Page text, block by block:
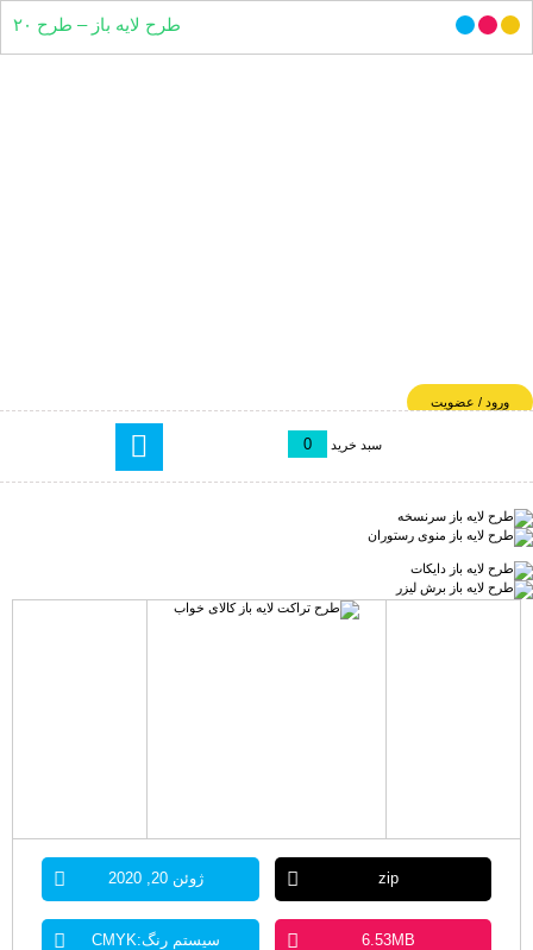
ورود / عضویت
سبد خرید 0
طرح لایه باز – طرح ۲۰
zip ژوئن 20, 2020
6.53MB سیستم رنگ:CMYK